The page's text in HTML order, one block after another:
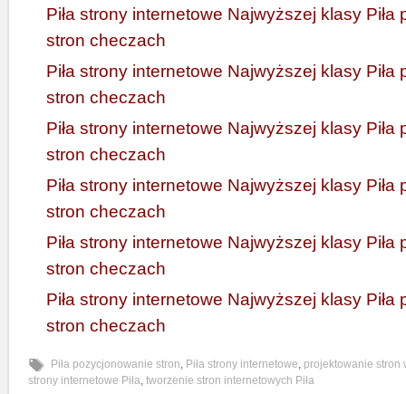
Piła strony internetowe Najwyższej klasy
stron checzach
Piła strony internetowe Najwyższej klasy
stron checzach
Piła strony internetowe Najwyższej klasy
stron checzach
Piła strony internetowe Najwyższej klasy
stron checzach
Piła strony internetowe Najwyższej klasy
stron checzach
Piła strony internetowe Najwyższej klasy
stron checzach
Piła pozycjonowanie stron, Piła strony internetowe, projektowanie stron
strony internetowe Piła, tworzenie stron internetowych Piła